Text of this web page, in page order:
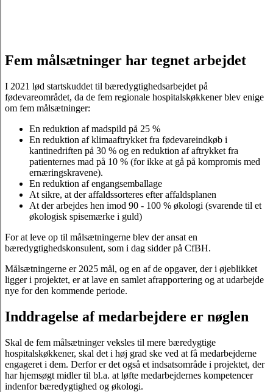
Fem målsætninger har tegnet arbejdet
I 2021 lød startskuddet til bæredygtighedsarbejdet på
fødevareområdet, da de fem regionale hospitalskøkkener blev enige
om fem målsætninger:
En reduktion af madspild på 25 %
En reduktion af klimaaftrykket fra fødevareindkøb i
kantinedriften på 30 % og en reduktion af aftrykket fra
patienternes mad på 10 % (for ikke at gå på kompromis med
ernæringskravene).
En reduktion af engangsemballage
At sikre, at der affaldssorteres efter affaldsplanen
At der arbejdes hen imod 90 - 100 % økologi (svarende til et
økologisk spisemærke i guld)
For at leve op til målsætningerne blev der ansat en
bæredygtighedskonsulent, som i dag sidder på CfBH.
Målsætningerne er 2025 mål, og en af de opgaver, der i øjeblikket
ligger i projektet, er at lave en samlet afrapportering og at udarbejde
nye for den kommende periode.
Inddragelse af medarbejdere er nøglen
Skal de fem målsætninger veksles til mere bæredygtige
hospitalskøkkener, skal det i høj grad ske ved at få medarbejderne
engageret i dem. Derfor er det også et indsatsområde i projektet, der
har hjemsøgt midler til bl.a. at løfte medarbejdernes kompetencer
indenfor bæredygtighed og økologi.